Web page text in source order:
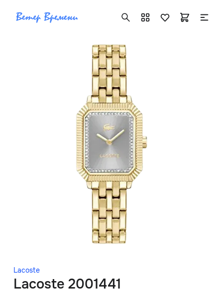
Lacoste
Lacoste 2001441
info@vetervremeni.kz
Авторизация
Каталог
Мужские часы
Женские часы
Скидки